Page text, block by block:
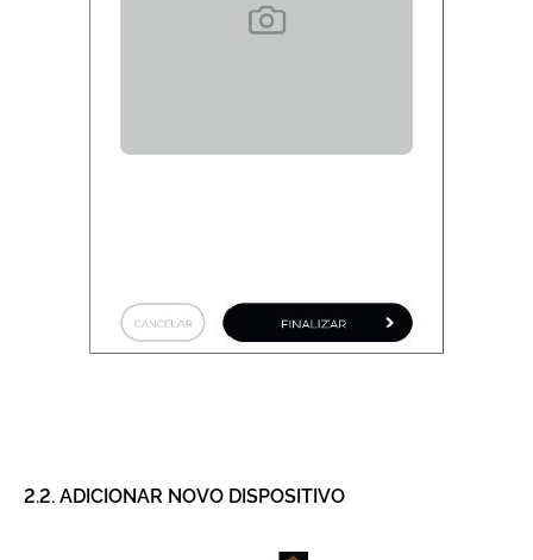
2.2. ADICIONAR NOVO DISPOSITIVO